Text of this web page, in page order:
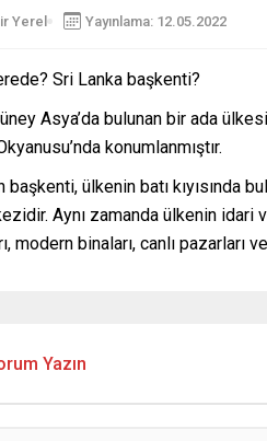
Yerel Yayınlama: 12.05.2022
Sri Lanka başkenti?
Asya’da bulunan bir ada
konumlanmıştır.
başkenti, ülkenin batı kıyısında
Aynı zamanda ülkenin idari
modern binaları, canlı pazarları
Yazın